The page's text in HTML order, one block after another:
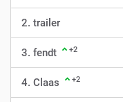
2. trailer
3. fendt +2
4. Claas +2